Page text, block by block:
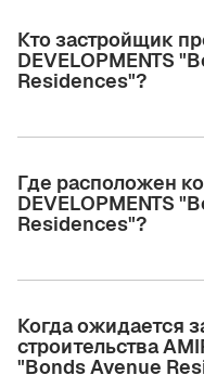
Кто застройщик
DEVELOPMENTS
Residences"?
Где расположен
DEVELOPMENTS
Residences"?
Когда ожидается
строительства
"Bonds Avenue